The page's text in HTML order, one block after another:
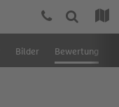
Bilder Bewertung